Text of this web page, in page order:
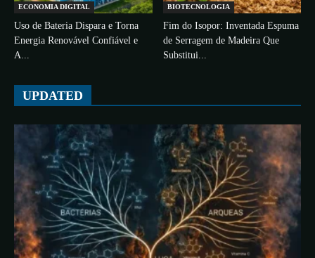
ECONOMIA DIGITAL
Uso de Bateria Dispara e Torna
Energia Renovável Confiável e
A...
BIOTECNOLOGIA
Fim do Isopor: Inventada Espuma
de Serragem de Madeira Que
Substitui...
UPDATED